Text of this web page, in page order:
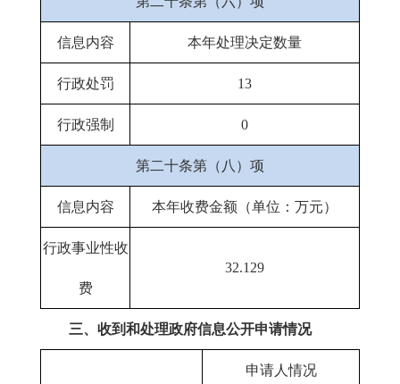
信息内容 本年处理决定数量
行政处罚 13
行政强制 0
第二十条第（八）项
信息内容 本年收费金额（单位：万元）
行政事业性收
费
32.129
三、收到和处理政府信息公开申请情况
申请人情况